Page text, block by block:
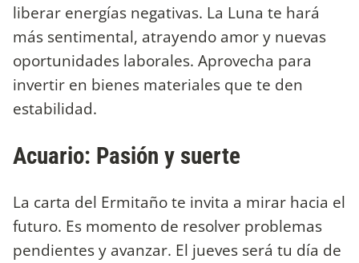
liberar energías negativas. La Luna te hará
más sentimental, atrayendo amor y nuevas
oportunidades laborales. Aprovecha para
invertir en bienes materiales que te den
estabilidad.
Acuario: Pasión y suerte
La carta del Ermitaño te invita a mirar hacia el
futuro. Es momento de resolver problemas
pendientes y avanzar. El jueves será tu día de